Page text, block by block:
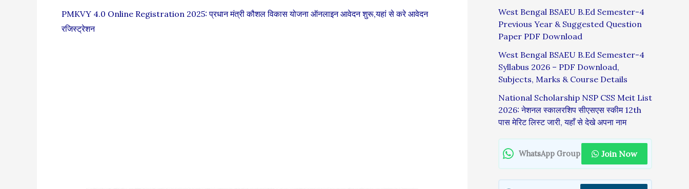
PMKVY 4.0 Online Registration 2025: प्रधान मंत्री कौशल विकास योजना ऑनलाइन आवेदन शुरू,यहां से करे आवेदन
रजिस्ट्रेशन
West Bengal BSAEU B.Ed Semester-4
Previous Year & Suggested Question
Paper PDF Download
West Bengal BSAEU B.Ed Semester-4
Syllabus 2026 – PDF Download,
Subjects, Marks & Course Details
National Scholarship NSP CSS Meit List
2026: नेशनल स्कालरशिप सीएसएस स्कीम 12th
पास मेरिट लिस्ट जारी, यहाँ से देखे अपना नाम
WhatsApp Group Join Now